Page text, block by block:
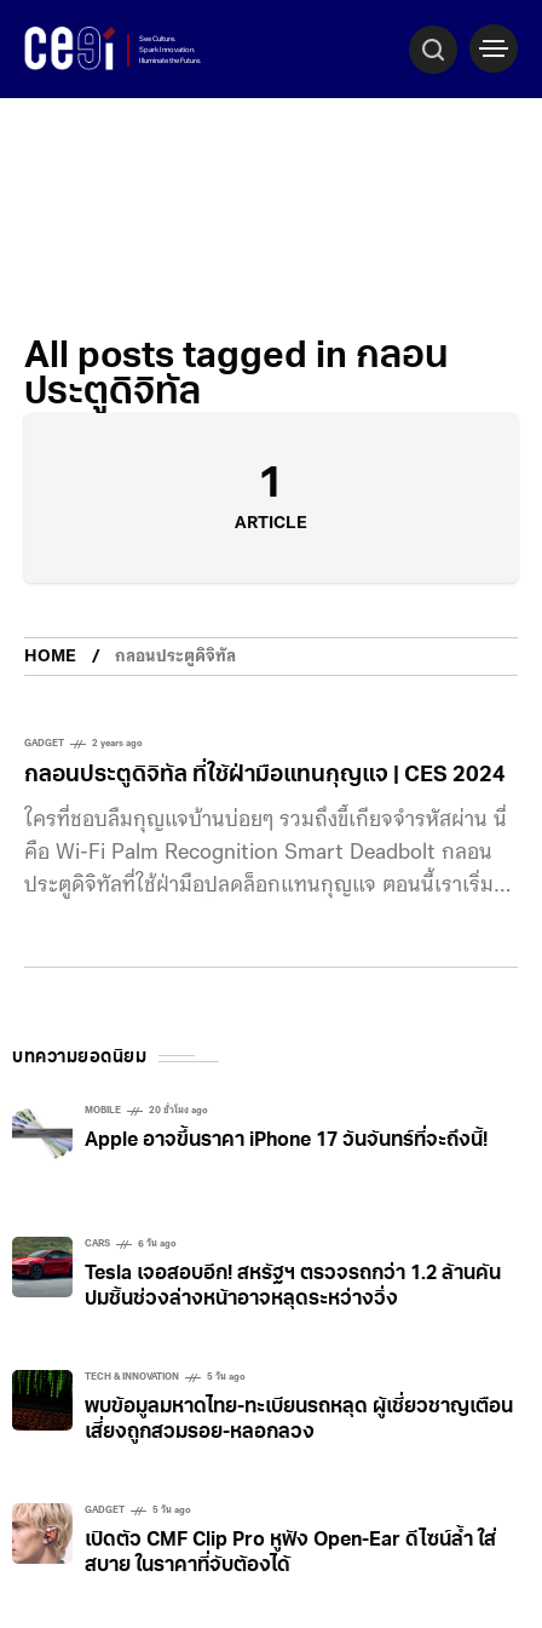
All posts tagged in กลอน
ประตูดิจิทัล
1
ARTICLE
HOME กลอนประตูดิจิทัล
GADGET 2 years ago
กลอนประตูดิจิทัล ที่ใช้ฝ่ามือแทนกุญแจ | CES 2024
ใครที่ชอบลืมกุญแจบ้านบ่อยๆ รวมถึงขี้เกียจจำรหัสผ่าน นี่
คือ Wi-Fi Palm Recognition Smart Deadbolt กลอน
ประตูดิจิทัลที่ใช้ฝ่ามือปลดล็อกแทนกุญแจ ตอนนี้เราเริ่มให้
รหัสผ่าน แต่ใช้ฝ่ามือของเราในการปลดล็อกแทน มาโชว์ใน
การตรวจจับรูปแบบของฝ่ามือ รวมถึงลายมือของแต่ละคน
ที่มีความเฉพาะตัว เซนเซอร์จะทำการจดจำรูปแบบ
บทความยอดนิยม
MOBILE 20 ชั่วโมง ago
Apple อาจขึ้นราคา iPhone 17 วันจันทร์ที่จะถึงนี้!
CARS 6 วัน ago
Tesla เจอสอบอีก! สหรัฐฯ ตรวจรถกว่า 1.2 ล้านคัน
ปมชิ้นช่วงล่างหน้าอาจหลุดระหว่างวิ่ง
TECH & INNOVATION 5 วัน ago
พบข้อมูลมหาดไทย-ทะเบียนรถหลุด ผู้เชี่ยวชาญเตือน
เสี่ยงถูกสวมรอย-หลอกลวง
GADGET 5 วัน ago
เปิดตัว CMF Clip Pro หูฟัง Open-Ear ดีไซน์ล้ำ ใส่
สบาย ในราคาที่จับต้องได้